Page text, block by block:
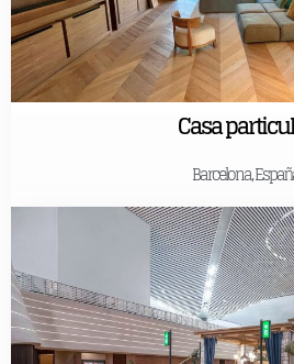
Casa
Barcelona,